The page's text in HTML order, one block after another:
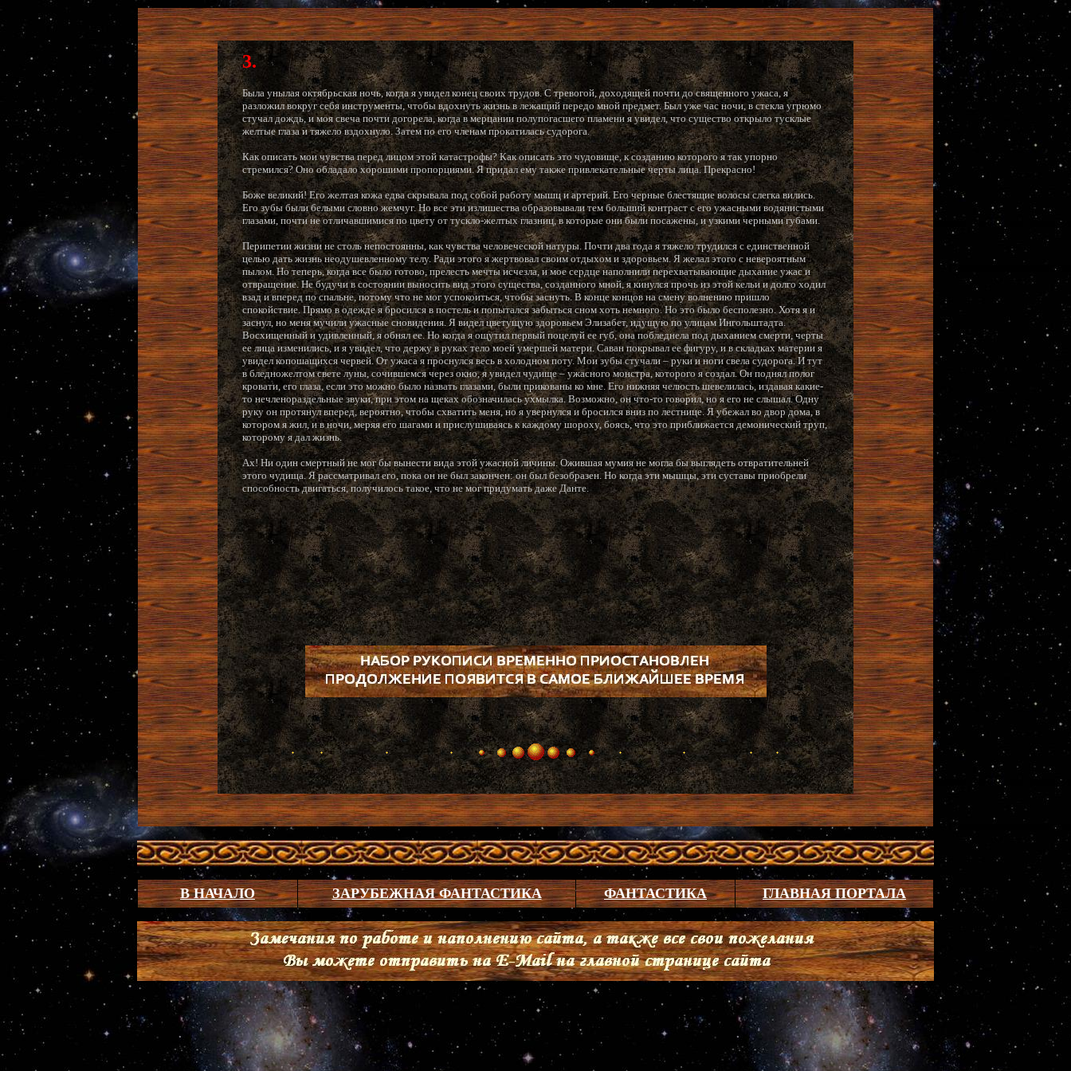
3.
Была унылая октябрьская ночь, когда я увидел конец своих трудов. С тревогой, доходящей почти до священного ужаса, я
разложил вокруг себя инструменты, чтобы вдохнуть жизнь в лежащий передо мной предмет. Был уже час ночи, в стекла угрюмо
стучал дождь, и моя свеча почти догорела, когда в мерцании полупогасшего пламени я увидел, что существо открыло тусклые
желтые глаза и тяжело вздохнуло. Затем по его членам прокатилась судорога.
Как описать мои чувства перед лицом этой катастрофы? Как описать это чудовище, к созданию которого я так упорно
стремился? Оно обладало хорошими пропорциями. Я придал ему также привлекательные черты лица. Прекрасно!
Боже великий! Его желтая кожа едва скрывала под собой работу мышц и артерий. Его черные блестящие волосы слегка вились.
Его зубы были белыми словно жемчуг. Но все эти излишества образовывали тем больший контраст с его ужасными водянистыми
глазами, почти не отличавшимися по цвету от тускло-желтых глазниц, в которые они были посажены, и узкими черными губами.
Перипетии жизни не столь непостоянны, как чувства человеческой натуры. Почти два года я тяжело трудился с единственной
целью дать жизнь неодушевленному телу. Ради этого я жертвовал своим отдыхом и здоровьем. Я желал этого с невероятным
пылом. Но теперь, когда все было готово, прелесть мечты исчезла, и мое сердце наполнили перехватывающие дыхание ужас и
отвращение. Не будучи в состоянии выносить вид этого существа, созданного мной, я кинулся прочь из этой кельи и долго ходил
взад и вперед по спальне, потому что не мог успокоиться, чтобы заснуть. В конце концов на смену волнению пришло
спокойствие. Прямо в одежде я бросился в постель и попытался забыться сном хоть немного. Но это было бесполезно. Хотя я и
заснул, но меня мучили ужасные сновидения. Я видел цветущую здоровьем Элизабет, идущую по улицам Ингольштадта.
Восхищенный и удивленный, я обнял ее. Но когда я ощутил первый поцелуй ее губ, она побледнела под дыханием смерти, черты
ее лица изменились, и я увидел, что держу в руках тело моей умершей матери. Саван покрывал ее фигуру, и в складках материи я
увидел копошащихся червей. От ужаса я проснулся весь в холодном поту. Мои зубы стучали – руки и ноги свела судорога. И тут
в бледножелтом свете луны, сочившемся через окно, я увидел чудище – ужасного монстра, которого я создал. Он поднял полог
кровати, его глаза, если это можно было назвать глазами, были прикованы ко мне. Его нижняя челюсть шевелилась, издавая какие-
то нечленораздельные звуки, при этом на щеках обозначилась ухмылка. Возможно, он что-то говорил, но я его не слышал. Одну
руку он протянул вперед, вероятно, чтобы схватить меня, но я увернулся и бросился вниз по лестнице. Я убежал во двор дома, в
котором я жил, и в ночи, меряя его шагами и прислушиваясь к каждому шороху, боясь, что это приближается демонический труп,
которому я дал жизнь.
Ах! Ни один смертный не мог бы вынести вида этой ужасной личины. Ожившая мумия не могла бы выглядеть отвратительней
этого чудища. Я рассматривал его, пока он не был закончен: он был безобразен. Но когда эти мышцы, эти суставы приобрели
способность двигаться, получилось такое, что не мог придумать даже Данте.
В НАЧАЛО ЗАРУБЕЖНАЯ ФАНТАСТИКА ФАНТАСТИКА ГЛАВНАЯ ПОРТАЛА